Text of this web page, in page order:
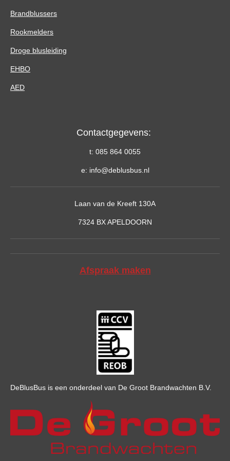
b
o
a
r
m
Brandblussers
Rookmelders
Droge blusleiding
EHBO
AED
Contactgegevens:
t: 085 864 0055
e: info@deblusbus.nl
Laan van de Kreeft 130A
7324 BX APELDOORN
Afspraak maken
DeBlusBus is een onderdeel van De Groot Brandwachten B.V.